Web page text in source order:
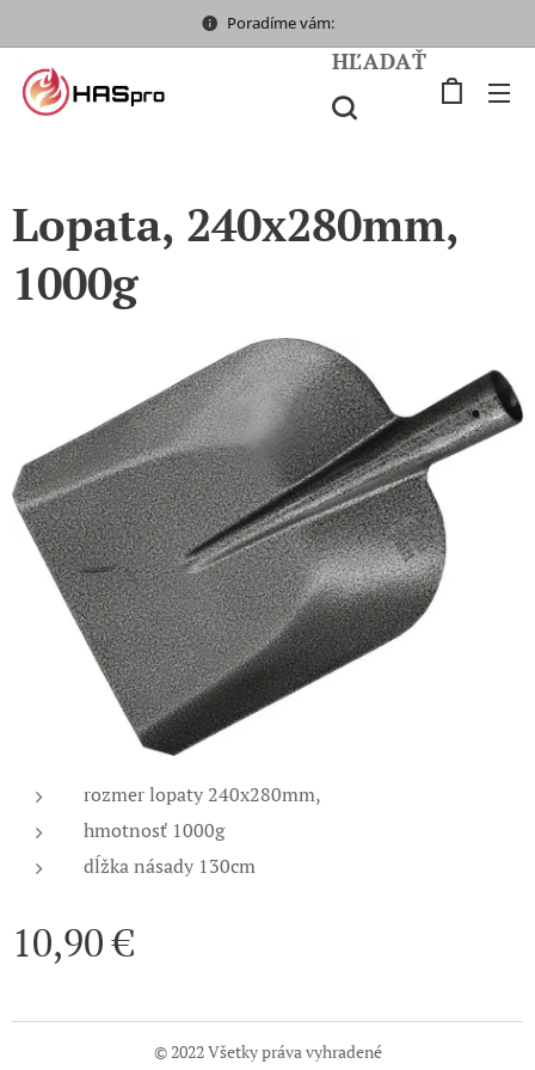
Poradíme vám:
HĽADAŤ
Lopata, 240x280mm,
1000g
rozmer lopaty 240x280mm,
hmotnosť 1000g
dĺžka násady 130cm
10,90€
© 2022 Všetky práva vyhradené